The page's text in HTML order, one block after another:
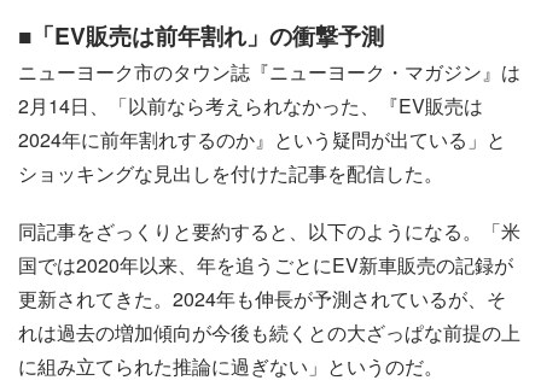
■「EV販売は前年割れ」の衝撃予測
ニューヨーク市のタウン誌『ニューヨーク・マガジン』は
2月14日、「以前なら考えられなかった、『EV販売は
2024年に前年割れするのか』という疑問が出ている」と
ショッキングな見出しを付けた記事を配信した。
同記事をざっくりと要約すると、以下のようになる。「米
国では2020年以来、年を追うごとにEV新車販売の記録が
更新されてきた。2024年も伸長が予測されているが、そ
れは過去の増加傾向が今後も続くとの大ざっぱな前提の上
に組み立てられた推論に過ぎない」というのだ。